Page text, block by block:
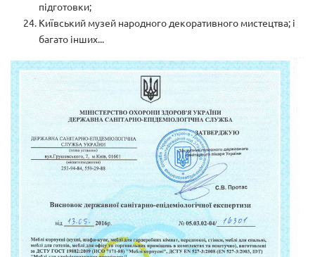
підготовки;
Київський музей народного декоративного мистецтва; і
багато інших...